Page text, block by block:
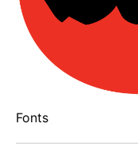
Fonts